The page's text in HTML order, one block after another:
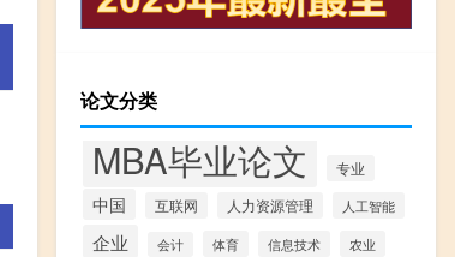
论文分类
MBA毕业论文 专业
中国 互联网 人力资源管理 人工智能
企业 会计 体育 信息技术 农业